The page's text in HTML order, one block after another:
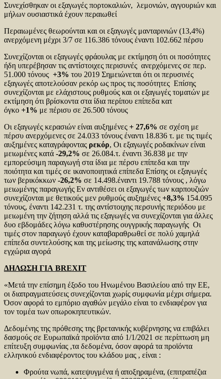
Συνεχίσθηκαν οι εξαγωγές πορτοκαλιών, λεμονιών, αγγουριών και
μήλων ουσιαστικά έχουν περαιωθεί
Περαιωμένες θεωρούνται και οι εξαγωγές μανταρινιών (13,4%)
ανερχόμενη μέχρι 3/7 σε 116.386 τόνους έναντι 102.662 πέρσυ
Συνεχίζονται οι εξαγωγές φράουλας με εκτίμηση ότι οι ποσότητες
ήδη υπερέβησαν τις αντίστοιχες περισυνές ανερχόμενες σε περ.
51.000 τόνους +3% του 2019 Σημειώνεται ότι οι περυσινές
εξαγωγές αποτελούσαν ρεκόρ ως προς τις ποσότητες Επίσης
συνεχίζονται με ελάχιστους ρυθμούς και οι εξαγωγές τοματών με
εκτίμηση ότι βρίσκοντα στα ίδια περίπου επίπεδα κατ
όγκο +1% με πέρισυ σε 26.500 τόνους
Οι εξαγωγές κερασιών είναι αυξημένες + 27,6% σε σχέση με
πέρσυ ανερχόμενες σε 24.033 τόνους έναντι 18.836 τ. με τις τιμές
αυξημένες καταγράφοντας ρεκόρ, Οι εξαγωγές ροδακίνων είναι
μειωμένες κατά -29,2% σε 26.084.τ. έναντι 36.838 με την
εμπορεύσιμη παραγωγή στα ίδια με πέρσυ επίπεδα και την
ποιότητα και τιμές σε ικανοποιητικά επίπεδα Επίσης οι εξαγωγές
των βερικόκκων -26,2% σε 14.498.έναντι 19.788 τόνους , λόγω
μειωμένης παραγωγής Εν αντιθέσει οι εξαγωγές των καρπουζιών
συνεχίζονται με θετικούς μεν ρυθμούς αυξημένες +8,3% 154.095
τόνους, έναντι 142.231 τ. της αντίστοιχης περσυνής περιόδου με
μειωμένη την ζήτηση αλλά τις εξαγωγές να συνεχίζονται για άλλες
δυο εβδομάδες λόγω καθυστέρησης ουγγρικής παραγωγής Οι
τιμές στον παραγωγό έχουν καταβαραθρωθεί σε πολύ χαμηλά
επίπεδα συντελούσης και της μείωσης της κατανάλωσης στην
εγχώρια αγορά
ΔΗΛΩΣΗ ΓΙΑ BREXIT
«Μετά την επίσημη έξοδο του Ηνωμένου Βασιλείου από την ΕΕ,
οι διαπραγματεύσεις συνεχίζονται χωρίς συμφωνία μέχρι σήμερα.
Όσον αφορά το εμπόριο αγαθών μεγάλο είναι το ενδιαφέρον για
τον τομέα των οπωροκηπευτικών.
Δεδομένης της πρόθεσης της βρετανικής κυβέρνησης να επιβάλει
δασμούς σε Ευρωπαϊκά προϊόντα από 1/1/2021 σε περίπτωση μη
επίτευξη συμφωνίας ,τα δεδομένα, όσον αφορά τα προϊόντα
ελληνικού ενδιαφέροντος του κλάδου μας , είναι :
Φρούτα νωπά, κατεψυγμένα ή αποξηραμένα, (επιτραπέζια